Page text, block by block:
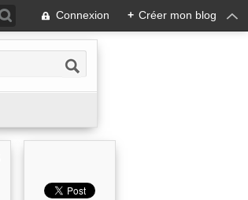
Connexion + Créer mon blog